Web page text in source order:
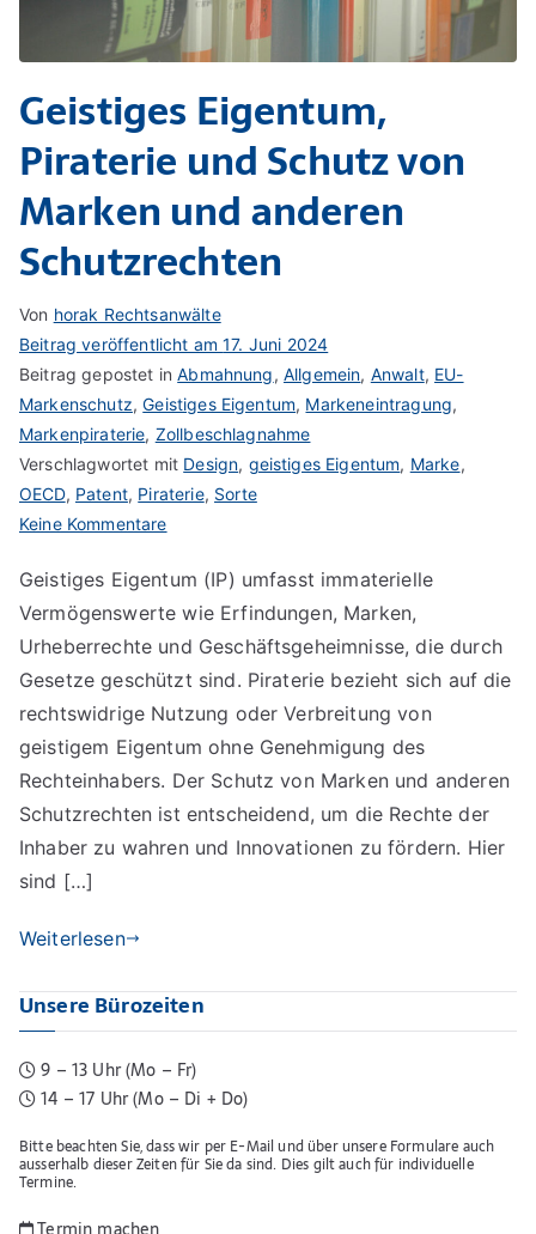
Geistiges Eigentum,
Piraterie und Schutz von
Marken und anderen
Schutzrechten
Von horak Rechtsanwälte
Beitrag veröffentlicht am17. Juni 2024
Beitrag gepostet inAbmahnung, Allgemein, Anwalt, EU-
Markenschutz,Geistiges Eigentum, Markeneintragung,
Markenpiraterie, Zollbeschlagnahme
Verschlagwortet mit Design, geistiges Eigentum, Marke,
OECD, Patent, Piraterie, Sorte
Keine Kommentarezu
Eigentum,
Piraterie
und
Schutz
Marken
anderen
Schutzrechten
Geistiges Eigentum (IP) umfasst immaterielle
Vermögenswerte wie Erfindungen, Marken,
Urheberrechte und Geschäftsgeheimnisse, die durch
Gesetze geschützt sind. Piraterie bezieht sich auf die
rechtswidrige Nutzung oder Verbreitung von
geistigem Eigentum ohne Genehmigung des
Rechteinhabers. Der Schutz von Marken und anderen
Schutzrechten ist entscheidend, um die Rechte der
Inhaber zu wahren und Innovationen zu fördern. Hier
sind […]
Weiterlesen
Unsere Bürozeiten
9 – 13 Uhr (Mo – Fr)
14 – 17 Uhr (Mo – Di + Do)
Bitte beachten Sie, dass wir per E-Mail und über unsere Formulare auch
ausserhalb dieser Zeiten für Sie da sind. Dies gilt auch für individuelle
Termine.